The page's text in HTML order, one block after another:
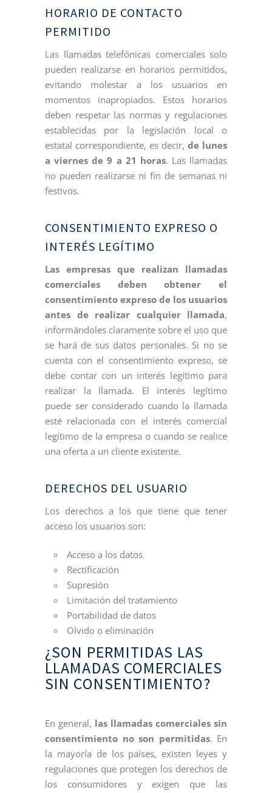
HORARIO DE CONTACTO
PERMITIDO
Las llamadas telefónicas comerciales solo
pueden realizarse en horarios permitidos,
evitando molestar a los usuarios en
momentos inapropiados. Estos horarios
deben respetar las normas y regulaciones
establecidas por la legislación local o
estatal correspondiente, es decir, de lunes
a viernes de 9 a 21 horas. Las llamadas
no pueden realizarse ni fin de semanas ni
festivos.
CONSENTIMIENTO EXPRESO O
INTERÉS LEGÍTIMO
Las empresas que realizan llamadas
comerciales deben obtener el
consentimiento expreso de los usuarios
antes de realizar cualquier llamada,
informándoles claramente sobre el uso que
se hará de sus datos personales. Si no se
cuenta con el consentimiento expreso, se
debe contar con un interés legítimo para
realizar la llamada. El interés legítimo
puede ser considerado cuando la llamada
esté relacionada con el interés comercial
legítimo de la empresa o cuando se realice
una oferta a un cliente existente.
DERECHOS DEL USUARIO
Los derechos a los que tiene que tener
acceso los usuarios son:
Acceso a los datos
Rectificación
Supresión
Limitación del tratamiento
Portabilidad de datos
Olvido o eliminación
¿SON PERMITIDAS LAS
LLAMADAS COMERCIALES
SIN CONSENTIMIENTO?
En general, las llamadas comerciales sin
consentimiento no son permitidas. En
la mayoría de los países, existen leyes y
regulaciones que protegen los derechos de
los consumidores y exigen que las